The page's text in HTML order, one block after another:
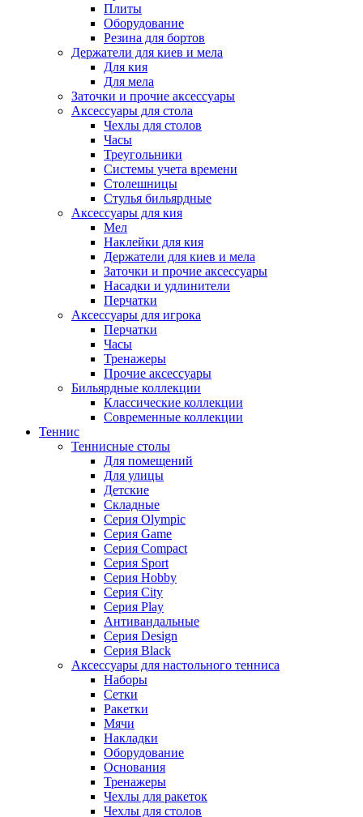
Плиты
Оборудование
Резина для бортов
Держатели для киев и мела
Для кия
Для мела
Заточки и прочие аксессуары
Аксессуары для стола
Чехлы для столов
Часы
Треугольники
Системы учета времени
Столешницы
Стулья бильярдные
Аксессуары для кия
Мел
Наклейки для кия
Держатели для киев и мела
Заточки и прочие аксессуары
Насадки и удлинители
Перчатки
Аксессуары для игрока
Перчатки
Часы
Тренажеры
Прочие аксессуары
Бильярдные коллекции
Классические коллекции
Современные коллекции
Теннис
Теннисные столы
Для помещений
Для улицы
Детские
Складные
Серия Olympic
Серия Game
Серия Compact
Серия Sport
Серия Hobby
Серия City
Серия Play
Антивандальные
Серия Design
Серия Black
Аксессуары для настольного тенниса
Наборы
Сетки
Ракетки
Мячи
Накладки
Оборудование
Основания
Тренажеры
Чехлы для ракеток
Чехлы для столов